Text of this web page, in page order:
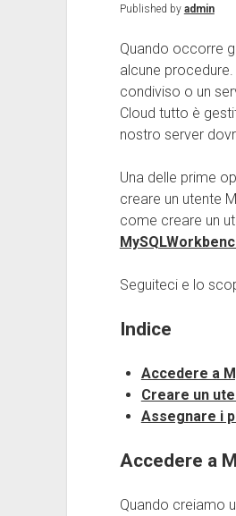
Published by admin
Quando occorre
alcune
condiviso o un
Cloud tutto è
nostro server
Una delle prime
creare un utente
come creare un
Seguiteci e lo
Indice
Accedere a
Creare un
Assegnare i
Accedere a
Quando creiamo